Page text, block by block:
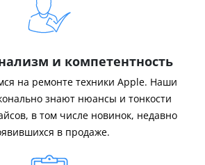
и компетентность
на ремонте техники Apple. Наши
знают нюансы и тонкости
в том числе новинок, недавно
в продаже.